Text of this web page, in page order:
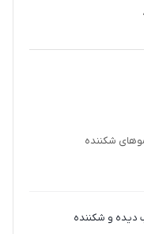
شکننده
و شکننده